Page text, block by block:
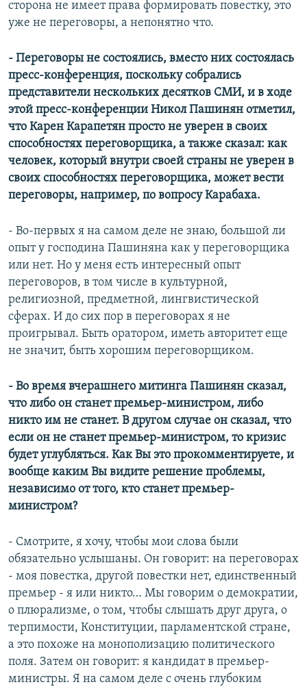
сторона не имеет права формировать повестку, это
уже не переговоры, а непонятно что.
- Переговоры не состоялись, вместо них состоялась
пресс-конференция, поскольку собрались
представители нескольких десятков СМИ, и в ходе
этой пресс-конференции Никол Пашинян отметил,
что Карен Карапетян просто не уверен в своих
способностях переговорщика, а также сказал: как
человек, который внутри своей страны не уверен в
своих способностях переговорщика, может вести
переговоры, например, по вопросу Карабаха.
- Во-первых я на самом деле не знаю, большой ли
опыт у господина Пашиняна как у переговорщика
или нет. Но у меня есть интересный опыт
переговоров, в том числе в культурной,
религиозной, предметной, лингвистической
сферах. И до сих пор в переговорах я не
проигрывал. Быть оратором, иметь авторитет еще
не значит, быть хорошим переговорщиком.
- Во время вчерашнего митинга Пашинян сказал,
что либо он станет премьер-министром, либо
никто им не станет. В другом случае он сказал, что
если он не станет премьер-министром, то кризис
будет углубляться. Как Вы это прокомментируете, и
вообще каким Вы видите решение проблемы,
независимо от того, кто станет премьер-
министром?
- Смотрите, я хочу, чтобы мои слова были
обязательно услышаны. Он говорит: на переговорах
- моя повестка, другой повестки нет, единственный
премьер - я или никто… Мы говорим о демократии,
о плюрализме, о том, чтобы слышать друг друга, о
терпимости, Конституции, парламентской стране,
а это похоже на монополизацию политического
поля. Затем он говорит: я кандидат в премьер-
министры. Я на самом деле с очень глубоким